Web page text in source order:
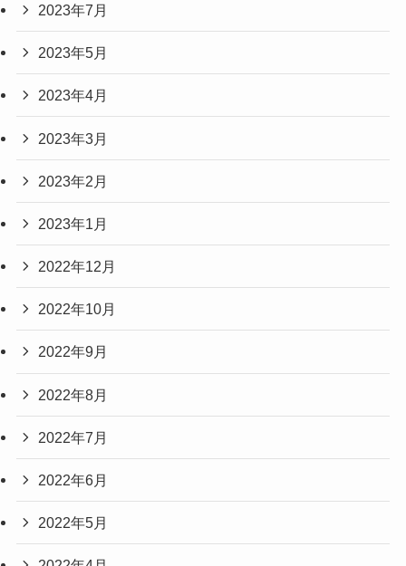
2023年7月
2023年5月
2023年4月
2023年3月
2023年2月
2023年1月
2022年12月
2022年10月
2022年9月
2022年8月
2022年7月
2022年6月
2022年5月